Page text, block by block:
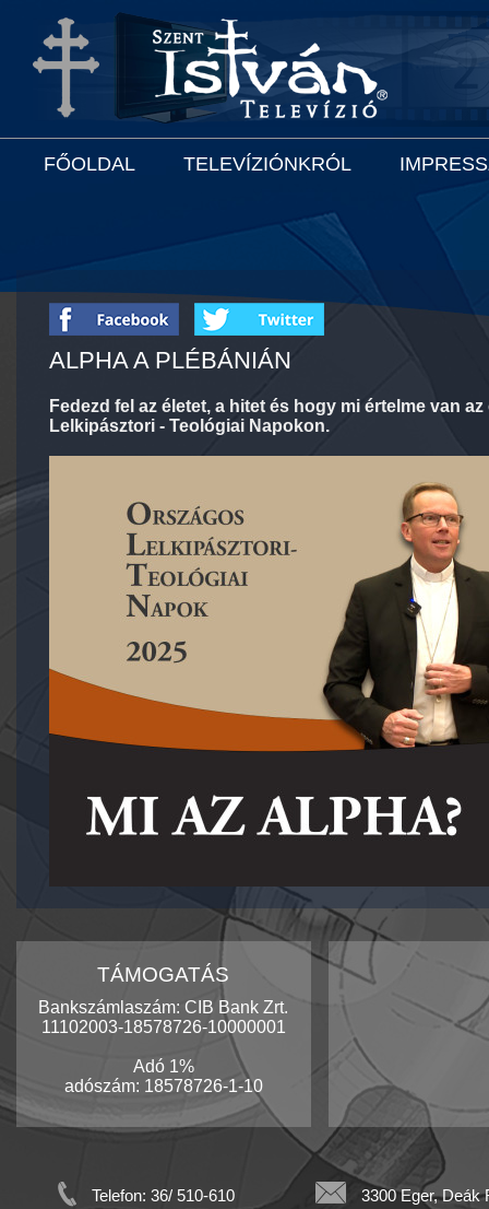
FŐOLDAL TELEVÍZIÓNKRÓL
ALPHA A PLÉBÁNIÁN
Fedezd fel az életet, a hitet és hogy mi értelme van
Lelkipásztori - Teológiai Napokon.
TÁMOGATÁS
Bankszámlaszám: CIB Bank Zrt.
11102003-18578726-10000001
Adó 1%
adószám: 18578726-1-10
Telefon: 36/ 510-610 3300 Eger, Deák